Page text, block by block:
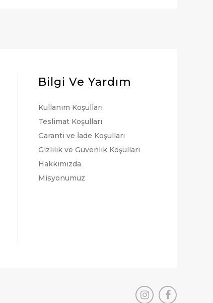
Bilgi Ve Yardım
Kullanım Koşulları
Teslimat Koşulları
Garanti ve İade Koşulları
Gizlilik ve Güvenlik Koşulları
Hakkımızda
Misyonumuz